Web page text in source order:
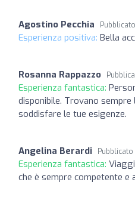
Agostino Pecchia
Esperienza positiva: Bella
Rosanna Rappazzo
Esperienza fantastica:
disponibile. Trovano
soddisfare le tue esigenze.
Angelina Berardi
Esperienza fantastica:
che è sempre competente e